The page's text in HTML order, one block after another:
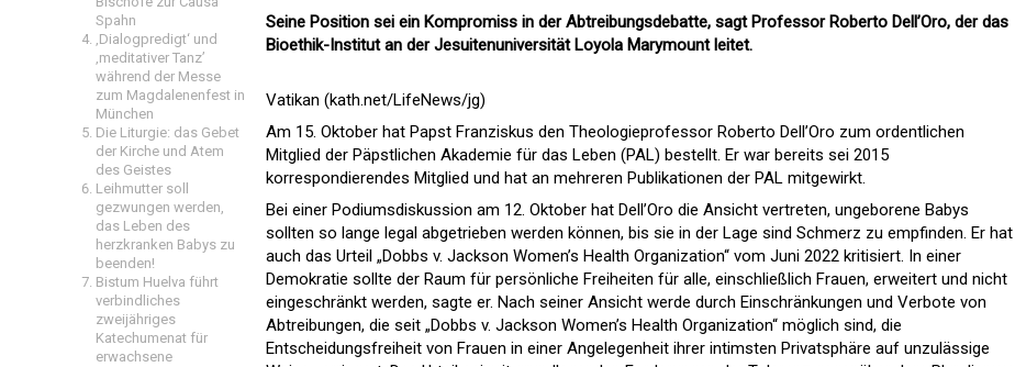
Spahn
‚Dialogpredigt‘ und
‚meditativer Tanz’
während der Messe
zum Magdalenenfest in
München
Die Liturgie: das Gebet
der Kirche und Atem
des Geistes
Leihmutter soll
gezwungen werden,
das Leben des
herzkranken Babys zu
beenden!
Bistum Huelva führt
verbindliches
zweijähriges
Katechumenat für
erwachsene
Seine Position sei ein Kompromiss in der Abtreibungsdebatte, sagt Professor Roberto Dell’Oro, der das
Bioethik-Institut an der Jesuitenuniversität Loyola Marymount leitet.
Vatikan (kath.net/LifeNews/jg)
Am 15. Oktober hat Papst Franziskus den Theologieprofessor Roberto Dell’Oro zum ordentlichen
Mitglied der Päpstlichen Akademie für das Leben (PAL) bestellt. Er war bereits sei 2015
korrespondierendes Mitglied und hat an mehreren Publikationen der PAL mitgewirkt.
Bei einer Podiumsdiskussion am 12. Oktober hat Dell’Oro die Ansicht vertreten, ungeborene Babys
sollten so lange legal abgetrieben werden können, bis sie in der Lage sind Schmerz zu empfinden. Er hat
auch das Urteil „Dobbs v. Jackson Women’s Health Organization“ vom Juni 2022 kritisiert. In einer
Demokratie sollte der Raum für persönliche Freiheiten für alle, einschließlich Frauen, erweitert und nicht
eingeschränkt werden, sagte er. Nach seiner Ansicht werde durch Einschränkungen und Verbote von
Abtreibungen, die seit „Dobbs v. Jackson Women’s Health Organization“ möglich sind, die
Entscheidungsfreiheit von Frauen in einer Angelegenheit ihrer intimsten Privatsphäre auf unzulässige